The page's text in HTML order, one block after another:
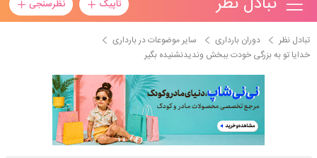
تاپیک نظرسنجی
تبادل نظر دوران بارداری
سایر موضوعات در بارداری
خدایا تو به بزرگی خودت ببخش وندیدنشنیده بگیر